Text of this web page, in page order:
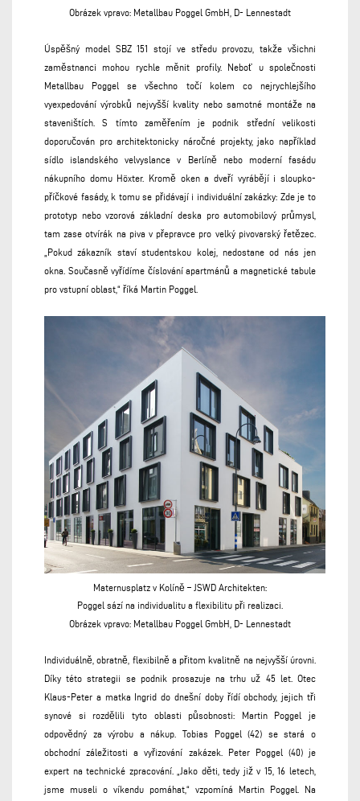
Obrázek vpravo: Metallbau Poggel GmbH, D- Lennestadt
Úspěšný model SBZ 151 stojí ve středu provozu, takže všichni
zaměstnanci mohou rychle měnit profily. Neboť u společnosti
Metallbau Poggel se všechno točí kolem co nejrychlejšího
vyexpedování výrobků nejvyšší kvality nebo samotné montáže na
staveništích. S tímto zaměřením je podnik střední velikosti
doporučován pro architektonicky náročné projekty, jako například
sídlo islandského velvyslance v Berlíně nebo moderní fasádu
nákupního domu Höxter. Kromě oken a dveří vyrábějí i sloupko-
příčkové fasády, k tomu se přidávají i individuální zakázky: Zde je to
prototyp nebo vzorová základní deska pro automobilový průmysl,
tam zase otvírák na piva v přepravce pro velký pivovarský řetězec.
„Pokud zákazník staví studentskou kolej, nedostane od nás jen
okna. Současně vyřídíme číslování apartmánů a magnetické tabule
pro vstupní oblast,“ říká Martin Poggel.
Maternusplatz v Kolíně – JSWD Architekten:
Poggel sází na individualitu a flexibilitu při realizaci.
Obrázek vpravo: Metallbau Poggel GmbH, D- Lennestadt
Individuálně, obratně, flexibilně a přitom kvalitně na nejvyšší úrovni.
Díky této strategii se podnik prosazuje na trhu už 45 let. Otec
Klaus-Peter a matka Ingrid do dnešní doby řídí obchody, jejich tři
synové si rozdělili tyto oblasti působnosti: Martin Poggel je
odpovědný za výrobu a nákup. Tobias Poggel (42) se stará o
obchodní záležitosti a vyřizování zakázek. Peter Poggel (40) je
expert na technické zpracování. „Jako děti, tedy již v 15, 16 letech,
jsme museli o víkendu pomáhat,“ vzpomíná Martin Poggel. Na